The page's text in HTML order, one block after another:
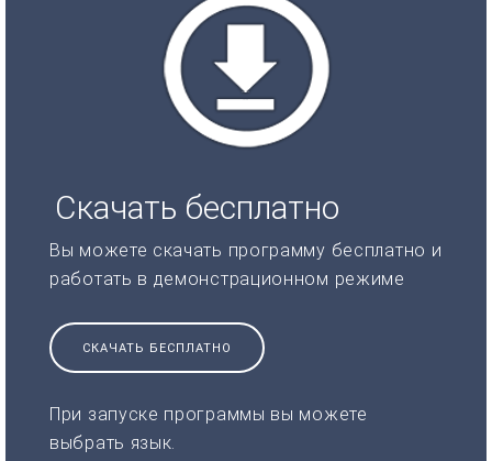
Скачать бесплатно
Вы можете скачать программу бесплатно и
работать в демонстрационном режиме
СКАЧАТЬ БЕСПЛАТНО
При запуске программы вы можете
выбрать язык.